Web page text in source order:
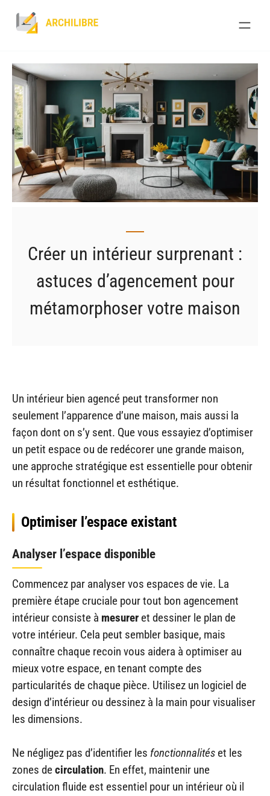
Créer un intérieur surprenant :
astuces d’agencement pour
métamorphoser votre maison
Un intérieur bien agencé peut transformer non
seulement l’apparence d’une maison, mais aussi la
façon dont on s’y sent. Que vous essayiez d’optimiser
un petit espace ou de redécorer une grande maison,
une approche stratégique est essentielle pour obtenir
un résultat fonctionnel et esthétique.
Optimiser l’espace existant
Analyser l’espace disponible
Commencez par analyser vos espaces de vie. La
première étape cruciale pour tout bon agencement
intérieur consiste à mesurer et dessiner le plan de
votre intérieur. Cela peut sembler basique, mais
connaître chaque recoin vous aidera à optimiser au
mieux votre espace, en tenant compte des
particularités de chaque pièce. Utilisez un logiciel de
design d’intérieur ou dessinez à la main pour visualiser
les dimensions.
Ne négligez pas d’identifier les fonctionnalités et les
zones decirculation. En effet, maintenir une
circulation fluide est essentiel pour un intérieur où il